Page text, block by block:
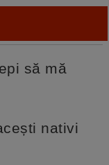
să mă
nativi